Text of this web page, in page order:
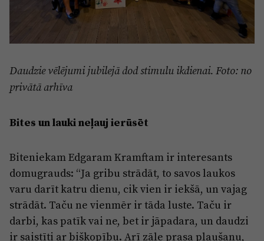
Daudzie vēlējumi jubilejā dod stimulu ikdienai. Foto: no
privātā arhīva
Bites un lauki neļauj ierūsēt
Biteniekam Edgaram Kramftam ir interesants
domugrauds: “Ja gribu strādāt, to savos laukos
varu darīt katru dienu, cik vien ir iekšā, un vajag
strādāt. Taču ne vienmēr ir tāda luste. Taču ir
darbi, kas patīk vai ne, bet ir jāpadara, un daudzi
ir saistīti ar biškopību. Arī zāle prasa pļaušanu,